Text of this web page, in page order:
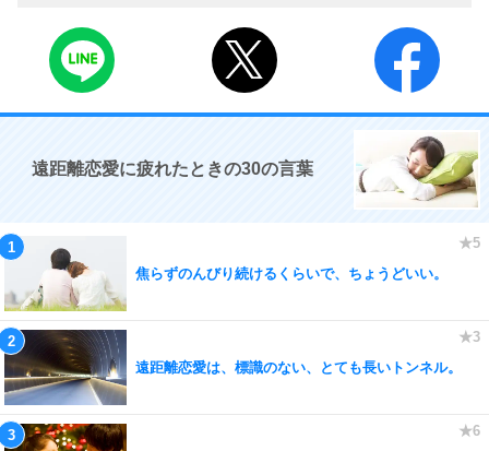
遠距離恋愛に疲れたときの30の言葉
焦らずのんびり続けるくらいで、ちょうどいい。
遠距離恋愛は、標識のない、とても長いトンネル。